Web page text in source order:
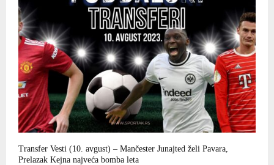
Transfer Vesti (10. avgust) – Mančester Junajted želi Pavara,
Prelazak Kejna najveća bomba leta